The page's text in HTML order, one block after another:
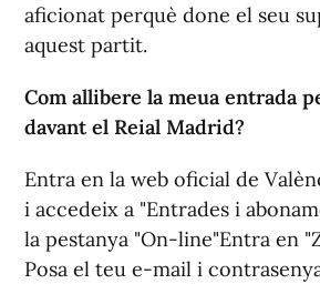
aficionat perquè done el seu
aquest partit.
Com allibere la meua entrada
davant el Reial Madrid?
Entra en la web oficial de
i accedeix a "Entrades i
la pestanya "On-line"Entra en
Posa el teu e-mail i